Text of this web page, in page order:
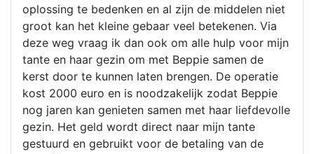
oplossing te bedenken en al zijn de middelen niet
groot kan het kleine gebaar veel betekenen. Via
deze weg vraag ik dan ook om alle hulp voor mijn
tante en haar gezin om met Beppie samen de
kerst door te kunnen laten brengen. De operatie
kost 2000 euro en is noodzakelijk zodat Beppie
nog jaren kan genieten samen met haar liefdevolle
gezin. Het geld wordt direct naar mijn tante
gestuurd en gebruikt voor de betaling van de